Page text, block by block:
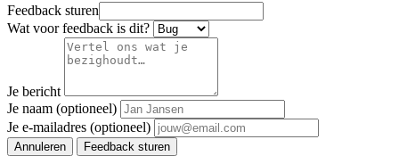
Feedback sturen
Wat voor feedback is dit?
Je bericht
Je naam (optioneel)
Je e-mailadres (optioneel)
Annuleren Feedback sturen